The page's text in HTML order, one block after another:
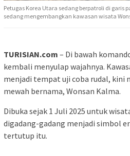
Petugas Korea Utara sedang berpatroli di garis
sedang mengembangkan kawasan wisata
TURISIAN.com – Di bawah
kembali menyulap wajahnya.
menjadi tempat uji coba rudal, kini
mewah bernama, Wonsan Kalma.
Dibuka sejak 1 Juli 2025 untuk
digadang-gadang menjadi simbol
tertutup itu.